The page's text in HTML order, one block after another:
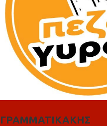
ΓΡΑΜΜΑΤΙΚΑΚΗΣ